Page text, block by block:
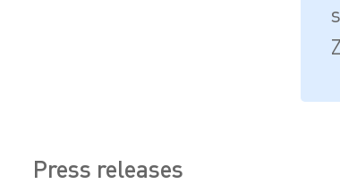
Press releases